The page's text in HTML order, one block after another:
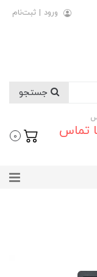
ورود | ثبت‌نام
تماس
0